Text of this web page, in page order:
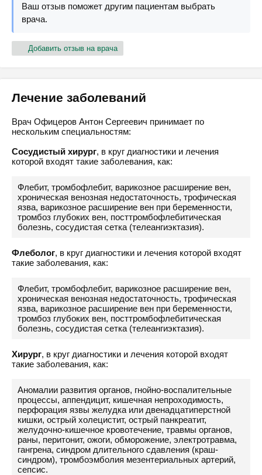
Ваш отзыв поможет другим пациентам выбрать
врача.
Добавить отзыв на врача
Лечение заболеваний
Врач Офицеров Антон Сергеевич принимает по
нескольким специальностям:
Сосудистый хирург, в круг диагностики и лечения
которой входят такие заболевания, как:
Флебит, тромбофлебит, варикозное расширение вен,
хроническая венозная недостаточность, трофическая
язва, варикозное расширение вен при беременности,
тромбоз глубоких вен, посттромбофлебитическая
болезнь, сосудистая сетка (телеангиэктазия).
Флеболог, в круг диагностики и лечения которой входят
такие заболевания, как:
Флебит, тромбофлебит, варикозное расширение вен,
хроническая венозная недостаточность, трофическая
язва, варикозное расширение вен при беременности,
тромбоз глубоких вен, посттромбофлебитическая
болезнь, сосудистая сетка (телеангиэктазия).
Хирург, в круг диагностики и лечения которой входят
такие заболевания, как:
Аномалии развития органов, гнойно-воспалительные
процессы, аппендицит, кишечная непроходимость,
перфорация язвы желудка или двенадцатиперстной
кишки, острый холецистит, острый панкреатит,
желудочно-кишечное кровотечение, травмы органов,
раны, перитонит, ожоги, обморожение, электротравма,
гангрена, синдром длительного сдавления (краш-
синдром), тромбоэмболия мезентериальных артерий,
сепсис.